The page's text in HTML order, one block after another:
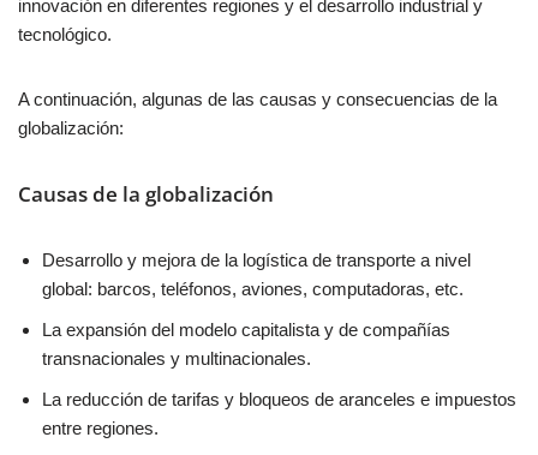
innovación en diferentes regiones y el desarrollo industrial y
tecnológico.
A continuación, algunas de las causas y consecuencias de la
globalización:
Causas de la globalización
Desarrollo y mejora de la logística de transporte a nivel
global: barcos, teléfonos, aviones, computadoras, etc.
La expansión del modelo capitalista y de compañías
transnacionales y multinacionales.
La reducción de tarifas y bloqueos de aranceles e impuestos
entre regiones.